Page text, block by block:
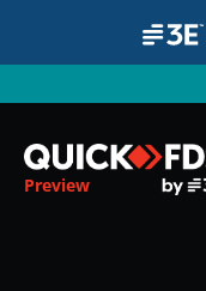
Preview